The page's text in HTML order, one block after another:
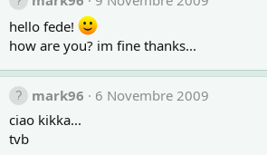
hello fede!
how are you? im fine thanks...
mark96
6 Novembre 2009
ciao kikka...
tvb